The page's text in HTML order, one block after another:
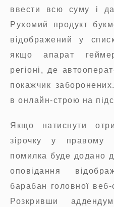
ввести всю суму і
Рухомий продукт
відображений у
якщо апарат
регіоні, де
покажчик
в онлайн-строю на
Якщо натиснути
зірочку у правому
помилка буде додано
оповідання
барабан головної веб-
Розкривши